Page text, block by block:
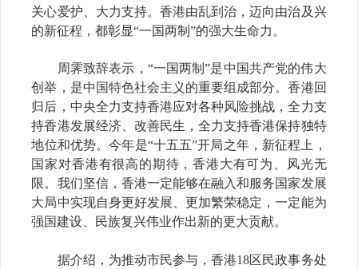
关心爱护、大力支持。香港由乱到治，迈向由治及兴
的新征程，都彰显“一国两制”的强大生命力。
周霁致辞表示，“一国两制”是中国共产党的伟大
创举，是中国特色社会主义的重要组成部分。香港回
归后，中央全力支持香港应对各种风险挑战，全力支
持香港发展经济、改善民生，全力支持香港保持独特
地位和优势。今年是“十五五”开局之年，新征程上，
国家对香港有很高的期待，香港大有可为、风光无
限。我们坚信，香港一定能够在融入和服务国家发展
大局中实现自身更好发展、更加繁荣稳定，一定能为
强国建设、民族复兴伟业作出新的更大贡献。
据介绍，为推动市民参与，香港18区民政事务处